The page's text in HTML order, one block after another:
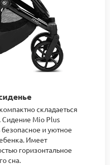
складаеться
Сидение Mio Plus
безопасное и уютное
Имеет
горизонтальное
сна.